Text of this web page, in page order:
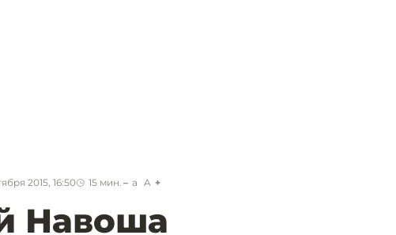
2015, 16:50 15 мин. a A
Навоша